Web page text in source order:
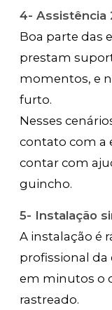
4- Assistência
Boa parte das
prestam
momentos, e
furto.
Nesses
contato com a
contar com
guincho.
5- Instalação
A instalação é
profissional da
em minutos o
rastreado.